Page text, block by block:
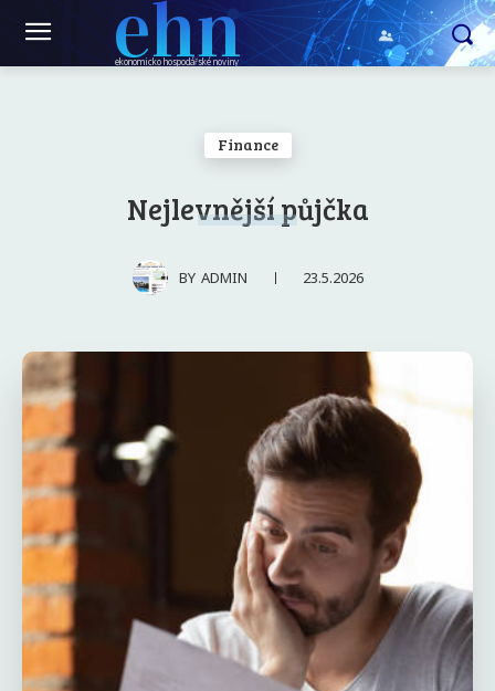
ehn
ekonomicko hospodářské noviny
Finance
Nejlevnější půjčka
BY ADMIN 23.5.2026